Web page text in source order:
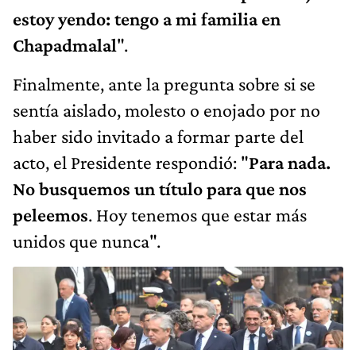
estoy yendo: tengo a mi familia en
Chapadmalal".
Finalmente, ante la pregunta sobre si se
sentía aislado, molesto o enojado por no
haber sido invitado a formar parte del
acto, el Presidente respondió: "Para nada.
No busquemos un título para que nos
peleemos. Hoy tenemos que estar más
unidos que nunca".